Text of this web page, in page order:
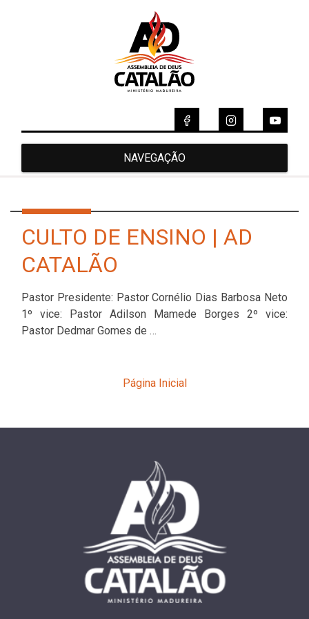
NAVEGAÇÃO
CULTO DE ENSINO | AD
CATALÃO
Pastor Presidente: Pastor Cornélio Dias Barbosa Neto
1º vice: Pastor Adilson Mamede Borges 2º vice:
Pastor Dedmar Gomes de …
Página Inicial